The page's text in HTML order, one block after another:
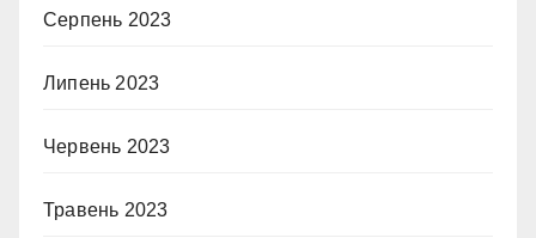
Серпень 2023
Липень 2023
Червень 2023
Травень 2023